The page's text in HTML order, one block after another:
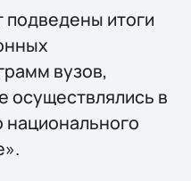
итоги
вузов,
осуществлялись в
национального